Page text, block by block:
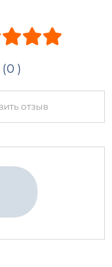
(0 )
отзыв